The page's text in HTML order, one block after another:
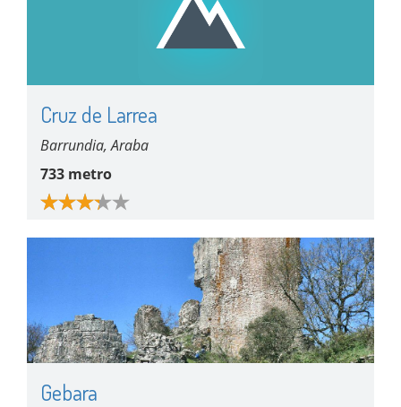
Cruz de Larrea
Barrundia, Araba
733 metro
Gebara